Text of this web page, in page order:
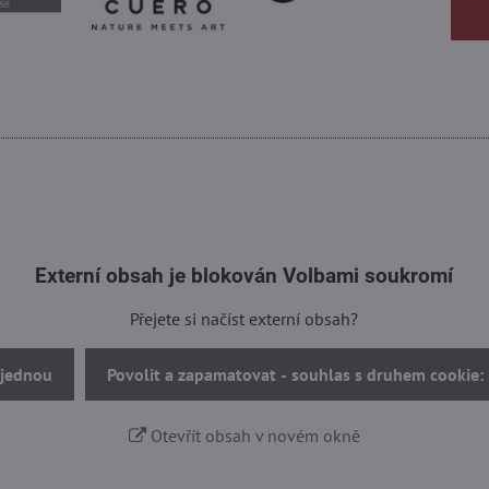
Externí obsah je blokován Volbami soukromí
Přejete si načíst externí obsah?
Povolit a zapamatovat - souhlas s druhem cookie:
Otevřít obsah v novém okně